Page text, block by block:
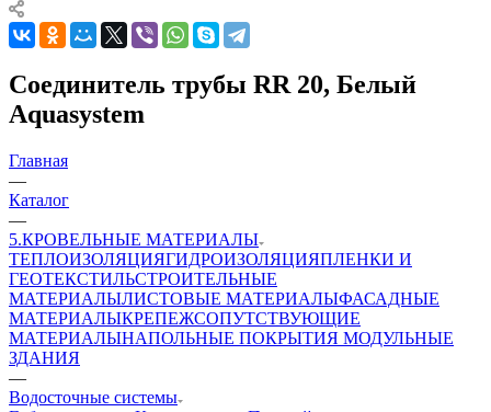
Соединитель трубы RR 20, Белый
Aquasystem
Главная
—
Каталог
—
5.КРОВЕЛЬНЫЕ МАТЕРИАЛЫ
ТЕПЛОИЗОЛЯЦИЯГИДРОИЗОЛЯЦИЯПЛЕНКИ И
ГЕОТЕКСТИЛЬСТРОИТЕЛЬНЫЕ
МАТЕРИАЛЫЛИСТОВЫЕ МАТЕРИАЛЫФАСАДНЫЕ
МАТЕРИАЛЫКРЕПЕЖСОПУТСТВУЮЩИЕ
МАТЕРИАЛЫНАПОЛЬНЫЕ ПОКРЫТИЯ МОДУЛЬНЫЕ
ЗДАНИЯ
—
Водосточные системы